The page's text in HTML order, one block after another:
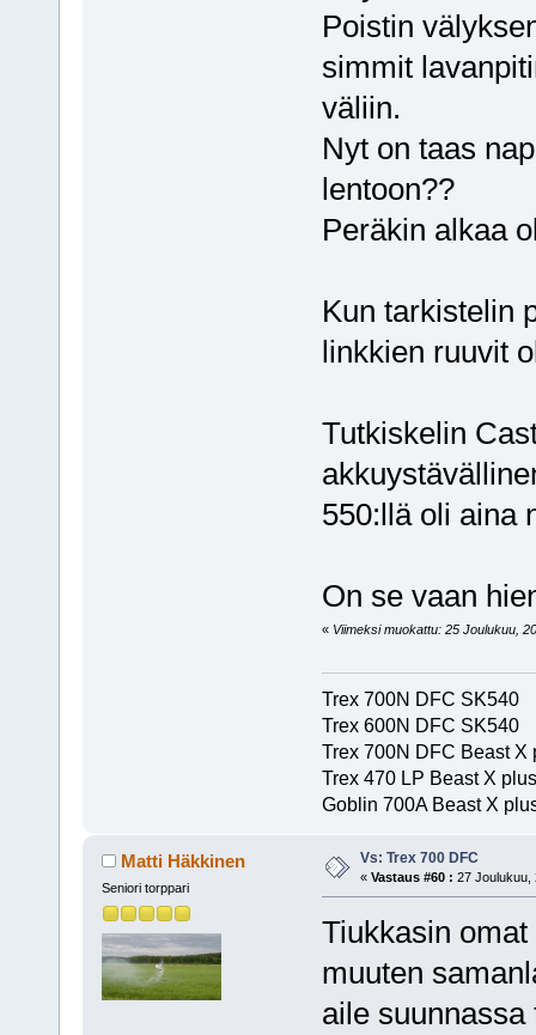
Poistin
simmit
väliin.
Nyt on taas
lentoon??
Peräkin alkaa
Kun tarkistelin
linkkien ruuvit
Tutkiskelin
550:llä oli aina
On se vaan
« Viimeksi muokattu: 25 Joulukuu,
Trex 700N DFC SK540
Trex 600N DFC SK540
Trex 700N DFC Beast X
Trex 470 LP Beast X plus
Goblin 700A Beast X
Matti Häkkinen
Seniori torppari
Vs: Trex 700 DFC
« Vastaus #60 : 27 Joulukuu,
Tiukkasin
muuten
aile